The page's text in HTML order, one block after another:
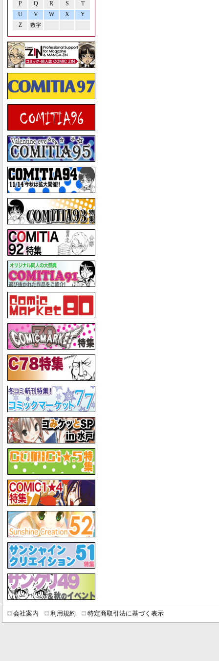
P Q R S
T
U
V W X
Y
Z
数字
会社案内 利用規約 特定商取引法に基づく表示